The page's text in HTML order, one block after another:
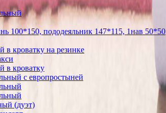
100*150, пододеяльник 147*115, 1нав 50*50
в кроватку на резинке
в кроватку
с европростыней
(дуэт)